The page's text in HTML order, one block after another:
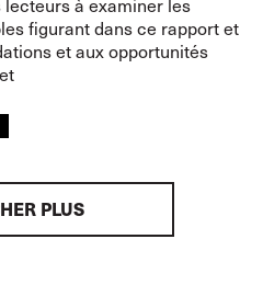
figurant dans ce rapport et
et aux opportunités
PLUS